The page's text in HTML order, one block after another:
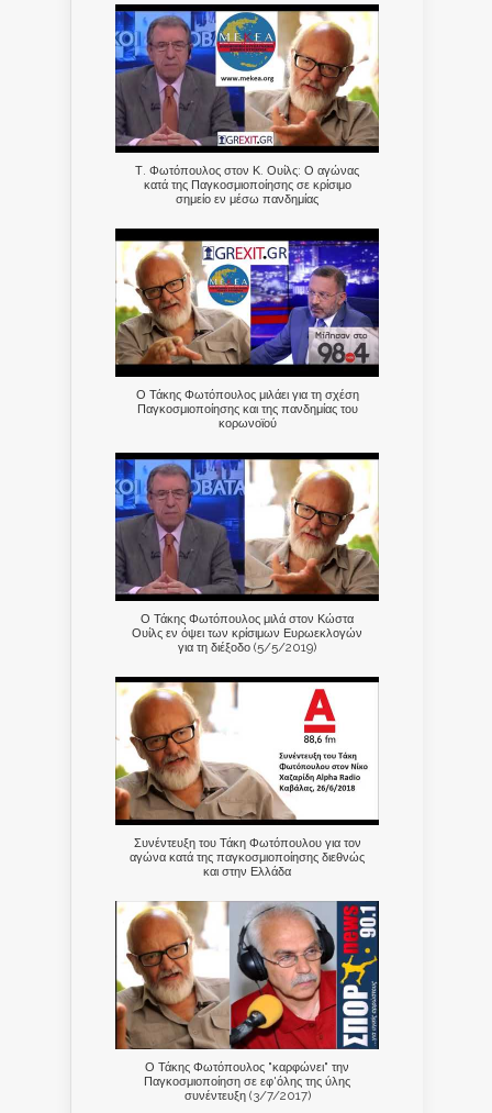
Τ. Φωτόπουλος στον Κ. Ουίλς: Ο αγώνας
κατά της Παγκοσμιοποίησης σε κρίσιμο
σημείο εν μέσω πανδημίας
Ο Τάκης Φωτόπουλος μιλάει για τη σχέση
Παγκοσμιοποίησης και της πανδημίας του
κορωνοϊού
Ο Τάκης Φωτόπουλος μιλά στον Κώστα
Ουίλς εν όψει των κρίσιμων Ευρωεκλογών
για τη διέξοδο (5/5/2019)
Συνέντευξη του Τάκη Φωτόπουλου για τον
αγώνα κατά της παγκοσμιοποίησης διεθνώς
και στην Ελλάδα
Ο Τάκης Φωτόπουλος "καρφώνει" την
Παγκοσμιοποίηση σε εφ'όλης της ύλης
συνέντευξη (3/7/2017)